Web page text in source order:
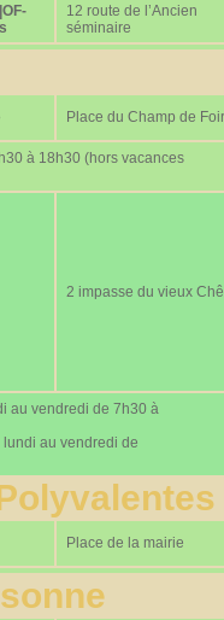
12 route de l’Ancien
séminaire
Place du Champ de
à 18h30 (hors vacances
2 impasse du vieux
au vendredi de 7h30 à
au vendredi de
Place de la mairie